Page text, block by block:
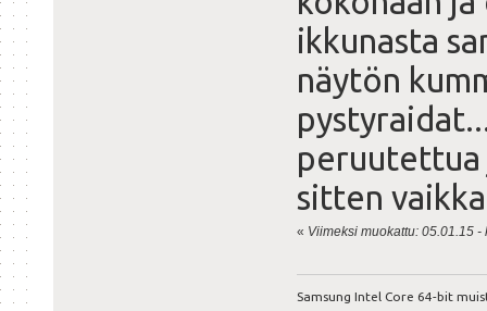
ikkunasta
näytön
peruutettua
sitten
« Viimeksi muokattu: 05.01.15
Samsung Intel Core 64-bit